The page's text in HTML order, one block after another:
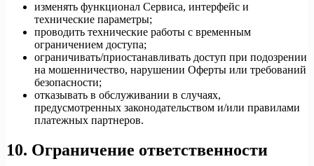
изменять функционал Сервиса, интерфейс и
технические параметры;
проводить технические работы с временным
ограничением доступа;
ограничивать/приостанавливать доступ при подозрении
на мошенничество, нарушении Оферты или требований
безопасности;
отказывать в обслуживании в случаях,
предусмотренных законодательством и/или правилами
платежных партнеров.
10. Ограничение ответственности